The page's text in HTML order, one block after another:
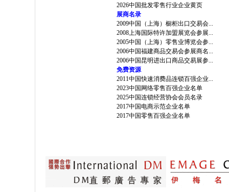
2026中国批发零售行业企业黄页
展商名录
2009中国（上海）橱柜出口交易会...
2008上海国际特许加盟展览会参展...
2005中国（上海）零售业博览会参...
2006中国福建商品交易会参展商名...
2006中国昆明进出口商品交易展参...
免费资源
2011中国快速消费品连锁百强企业...
2023中国网络零售百强企业名单
2025中国连锁经营协会会员名录
2017中国电商示范企业名单
2017中国零售百强企业名单